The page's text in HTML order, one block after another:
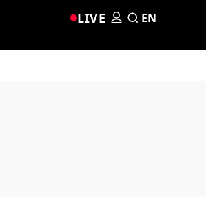
LIVE EN